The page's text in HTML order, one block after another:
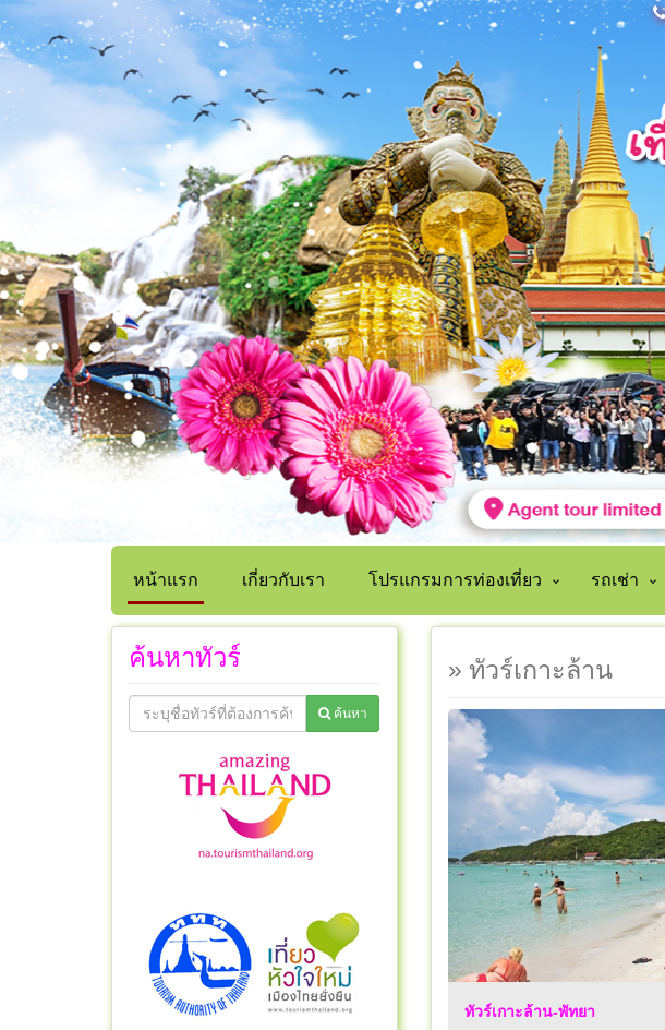
หน้าแรก เกี่ยวกับเรา โปรแกรมการท่องเที่ยว รถเช่า
ค้นหาทัวร์
ค้นหา
» ทัวร์เกาะล้าน
ทัวร์เกาะล้าน-พัทยา